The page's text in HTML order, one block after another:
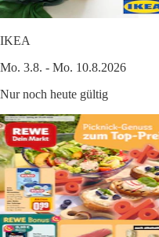
IKEA
Mo. 3.8. - Mo. 10.8.2026
Nur noch heute gültig